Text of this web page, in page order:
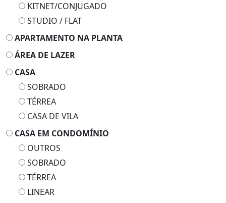
KITNET/CONJUGADO
STUDIO / FLAT
APARTAMENTO NA PLANTA
ÁREA DE LAZER
CASA
SOBRADO
TÉRREA
CASA DE VILA
CASA EM CONDOMÍNIO
OUTROS
SOBRADO
TÉRREA
LINEAR